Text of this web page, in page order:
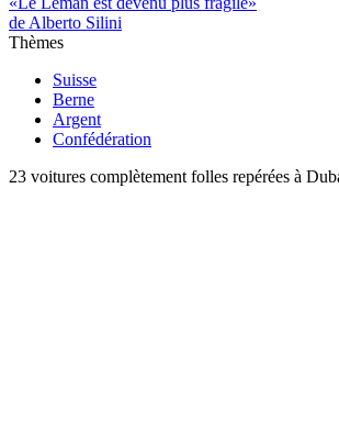
de Alberto Silini
Thèmes
Suisse
Berne
Argent
Confédération
23 voitures complètement folles repérées à